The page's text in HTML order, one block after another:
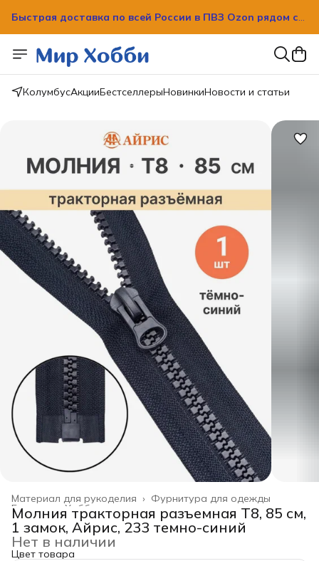
вашим домом!
вашим домом!
КолумбусАкцииБестселлерыНовинкиНовости и статьи
Фурнитура для одежды
Материал для рукоделия ›
Хобби и творчество ›
Главная ›
Молния тракторная разъемная Т8, 85 см,
1 замок, Айрис, 233 темно-синий
Нет в наличии
Цвет товара